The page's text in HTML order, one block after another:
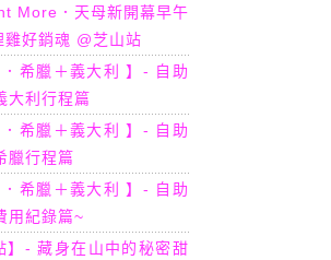
More．天母新開幕早午
雞好銷魂 @芝山站
．希臘＋義大利 】- 自助
大利行程篇
．希臘＋義大利 】- 自助
臘行程篇
．希臘＋義大利 】- 自助
用紀錄篇~
】- 藏身在山中的秘密甜